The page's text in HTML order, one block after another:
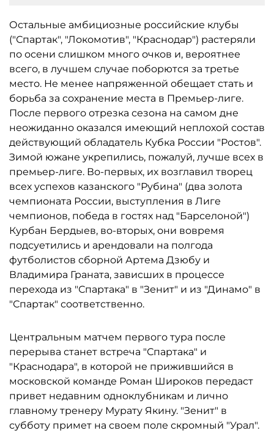
Остальные амбициозные российские клубы
("Спартак", "Локомотив", "Краснодар") растеряли
по осени слишком много очков и, вероятнее
всего, в лучшем случае поборются за третье
место. Не менее напряженной обещает стать и
борьба за сохранение места в Премьер-лиге.
После первого отрезка сезона на самом дне
неожиданно оказался имеющий неплохой состав
действующий обладатель Кубка России "Ростов".
Зимой южане укрепились, пожалуй, лучше всех в
премьер-лиге. Во-первых, их возглавил творец
всех успехов казанского "Рубина" (два золота
чемпионата России, выступления в Лиге
чемпионов, победа в гостях над "Барселоной")
Курбан Бердыев, во-вторых, они вовремя
подсуетились и арендовали на полгода
футболистов сборной Артема Дзюбу и
Владимира Граната, зависших в процессе
перехода из "Спартака" в "Зенит" и из "Динамо" в
"Спартак" соответственно.
Центральным матчем первого тура после
перерыва станет встреча "Спартака" и
"Краснодара", в которой не прижившийся в
московской команде Роман Широков передаст
привет недавним одноклубникам и лично
главному тренеру Мурату Якину. "Зенит" в
субботу примет на своем поле скромный "Урал".